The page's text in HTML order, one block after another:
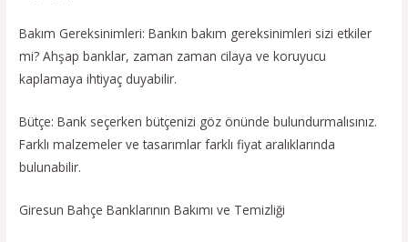
Bakım Gereksinimleri: Bankın bakım gereksinimleri sizi etkiler
mi? Ahşap banklar, zaman zaman cilaya ve koruyucu
kaplamaya ihtiyaç duyabilir.
Bütçe: Bank seçerken bütçenizi göz önünde bulundurmalısınız.
Farklı malzemeler ve tasarımlar farklı fiyat aralıklarında
bulunabilir.
Giresun Bahçe Banklarının Bakımı ve Temizliği